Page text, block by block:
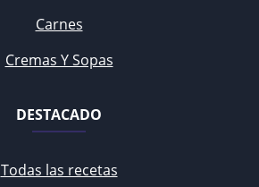
Carnes
Cremas Y Sopas
DESTACADO
Todas las recetas